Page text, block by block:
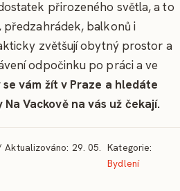
přirozeného světla, a to
balkonů i
zvětšují obytný prostor a
odpočinku po práci a ve
se vám žít v Praze a hledáte
Vackově na vás už čekají.
Aktualizováno: 29. 05. Kategorie:
Bydlení